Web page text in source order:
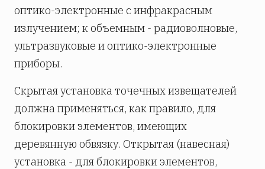
оптико-электронные с инфракрасным
излучением; к объемным - радио­вол­новые,
ультразвуковые и оптико-электронные
приборы.
Скрытая установка точечных извещателей
должна применяться, как правило, для
блокировки элементов, имеющих
деревянную обвязку. Открытая (навесная)
установка - для блокировки элементов,